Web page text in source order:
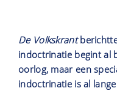
De Volkskrant
indoctrinatie begint al
oorlog, maar een
indoctrinatie is al